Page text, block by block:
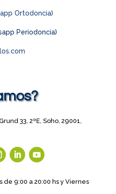
Ortodoncia)
Periodoncia)
33, 2ºE, Soho, 29001,
de 9:00 a 20:00 hs y Viernes